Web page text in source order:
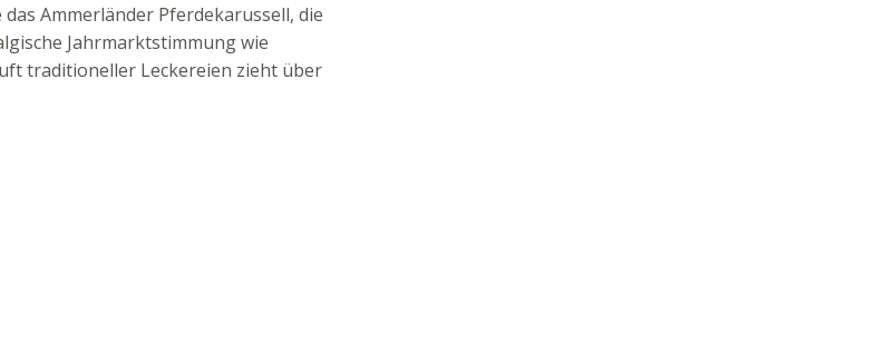
Ammerländer Pferdekarussell, die
Jahrmarktstimmung wie
traditioneller Leckereien zieht über